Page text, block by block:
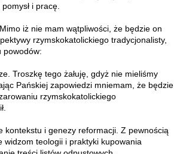
pomysł i pracę.
iż nie mam wątpliwości, że będzie on
rzymskokatolickiego tradycjonalisty,
powodów:
Troszkę tego żałuję, gdyż nie mieliśmy
Pańskiej zapowiedzi mniemam, że będzie
rzymskokatolickiego
kontekstu i genezy reformacji. Z pewnością
widzom teologii i praktyki kupowania